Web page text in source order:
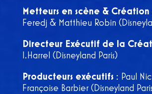
Metteurs en scène & Création
Feredj & Matthieu Robin
Directeur Exécutif de la
I.Harrel (Disneyland Paris)
Producteurs exécutifs : Paul
Françoise Barbier (Disneyland